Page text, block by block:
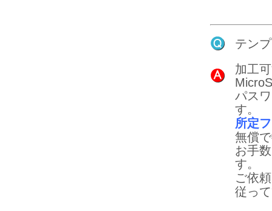
テン
加工
パス
す。
所定
無償
お手
す。
ご依
従っ